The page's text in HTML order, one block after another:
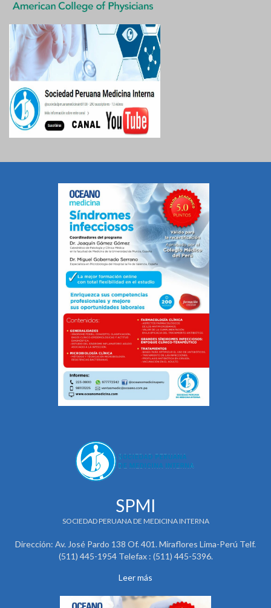
SPMI
SOCIEDAD PERUANA DE MEDICINA INTERNA
Dirección: Av. José Pardo 138 Of. 401. Miraflores Lima-Perú Telf.
(511) 445-1954 Telefax : (511) 445-5396.
Leer más